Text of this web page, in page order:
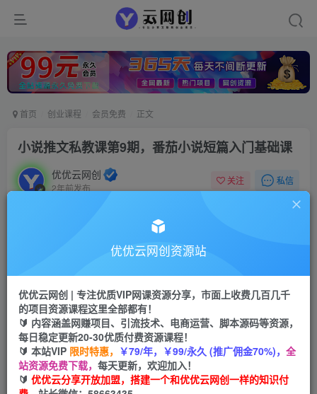
首页 创业课程 会员免费 正文
小说推文私教课第9期，番茄小说短篇入门基础课
优优云网创
2年前发布
关注 私信
小说推文私教课第9期，番茄小说短篇入门基础课
云币 9.9 限时特惠
云币99
会员免费
立即购买
您当前未登录！建议登陆后购买，可保存购买订单
优优云网创资源站
优优云网创 | 专注优质VIP网课资源分享，市面上收费几百几千
的项目资源课程这里全部都有！
🔰 内容涵盖网赚项目、引流技术、电商运营、脚本源码等资源，
每日稳定更新20-30优质付费资源课程！
🔰 本站VIP 限时特惠， ￥79/年，￥99/永久 (推广佣金70%)， 全
站资源免费下载， 每天更新，欢迎加入！
🔰 优优云分享开放加盟，搭建一个和优优云网创一样的知识付